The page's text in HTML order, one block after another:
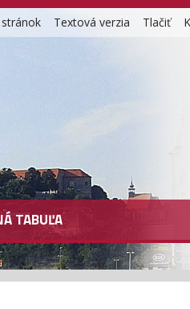
Textová verzia Tlačiť
TABUĽA